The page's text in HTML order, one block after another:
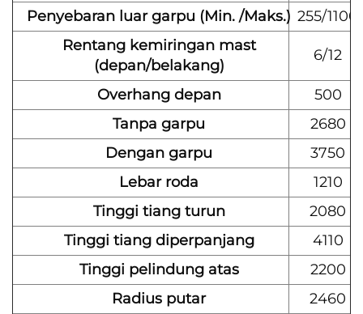
Penyebaran luar garpu (Min. /Maks.) 255/1100
Rentang kemiringan mast
(depan/belakang)
6/12
Overhang depan
500
Tanpa garpu
2680
Dengan garpu
3750
Lebar roda
1210
Tinggi tiang turun
2080
Tinggi tiang diperpanjang
4110
Tinggi pelindung atas
2200
Radius putar
2460